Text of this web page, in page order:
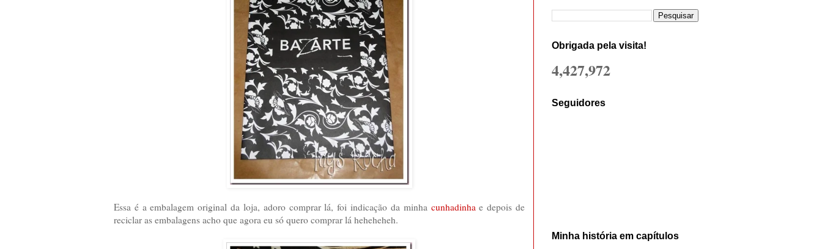
Essa é a embalagem original da loja, adoro comprar lá, foi indicação da minha cunhadinhae depois de
reciclar as embalagens acho que agora eu só quero comprar lá heheheheh.
Obrigada pela visita!
4,427,972
Seguidores
Minha história em capítulos